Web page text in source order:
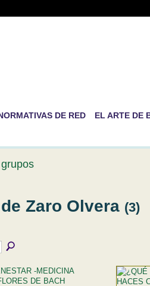
DE RED
EL ARTE DE
Zaro Olvera (3)
-MEDICINA
DE BACH